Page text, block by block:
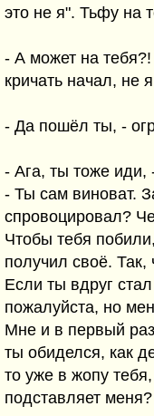
это не я". Тьфу на
- А может на
кричать начал, не
- Да пошёл ты, -
- Ага, ты тоже иди,
- Ты сам виноват.
спровоцировал?
Чтобы тебя
получил своё. Так,
Если ты вдруг
пожалуйста, но
Мне и в первый
ты обиделся, как
то уже в жопу
подставляет меня?